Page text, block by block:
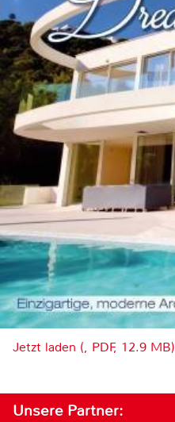
Jetzt laden (, PDF, 12.9 MB)
Unsere Partner: